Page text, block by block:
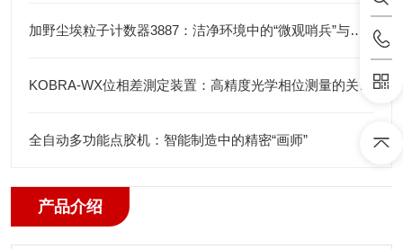
加野尘埃粒子计数器3887：洁净环境中的“微观哨兵”与洁净度“审计官”
KOBRA-WX位相差測定装置：高精度光学相位测量的关键技术解析
全自动多功能点胶机：智能制造中的精密“画师”
产品介绍